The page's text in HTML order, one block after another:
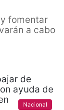
fomentar
a cabo
Nacional